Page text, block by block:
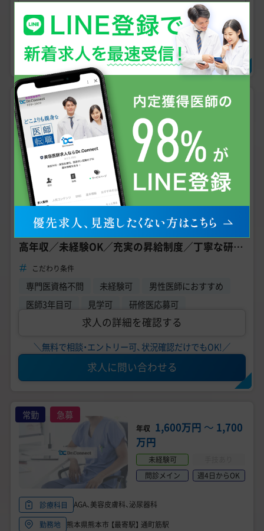
＼無料で相談・エントリー可、状況確認だけでもOK!／
求人に問い合わせる
常勤 急募
2,500万円 〜3,400
万円
未経験可
手技あり
問診メイン
週4日からOK
美容外科、美容皮膚科
【熊本／年収2500万円】美容外科／常勤医師募集／
高年収／未経験OK／充実の昇給制度／丁寧な研修
《品川スキンクリニック 熊本院》
こだわり条件
専門医資格不問 未経験可
男性医師におすすめ
医師3年目可
見学可 研修医応募可
求人の詳細を確認する
＼無料で相談・エントリー可、状況確認だけでもOK!／
求人に問い合わせる
常勤 急募
年収 1,600万円 〜 1,700
万円
未経験可
問診メイン
週4日からOK
診療科目
AGA、美容皮膚科、泌尿器科
勤務地
熊本県熊本市 【最寄駅】 通町筋駅